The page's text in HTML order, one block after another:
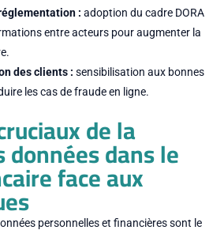
: adoption du cadre DORA
entre acteurs pour augmenter la
des clients : sensibilisation aux bonnes
les cas de fraude en ligne.
de la
données dans le
face aux
personnelles et financières sont le